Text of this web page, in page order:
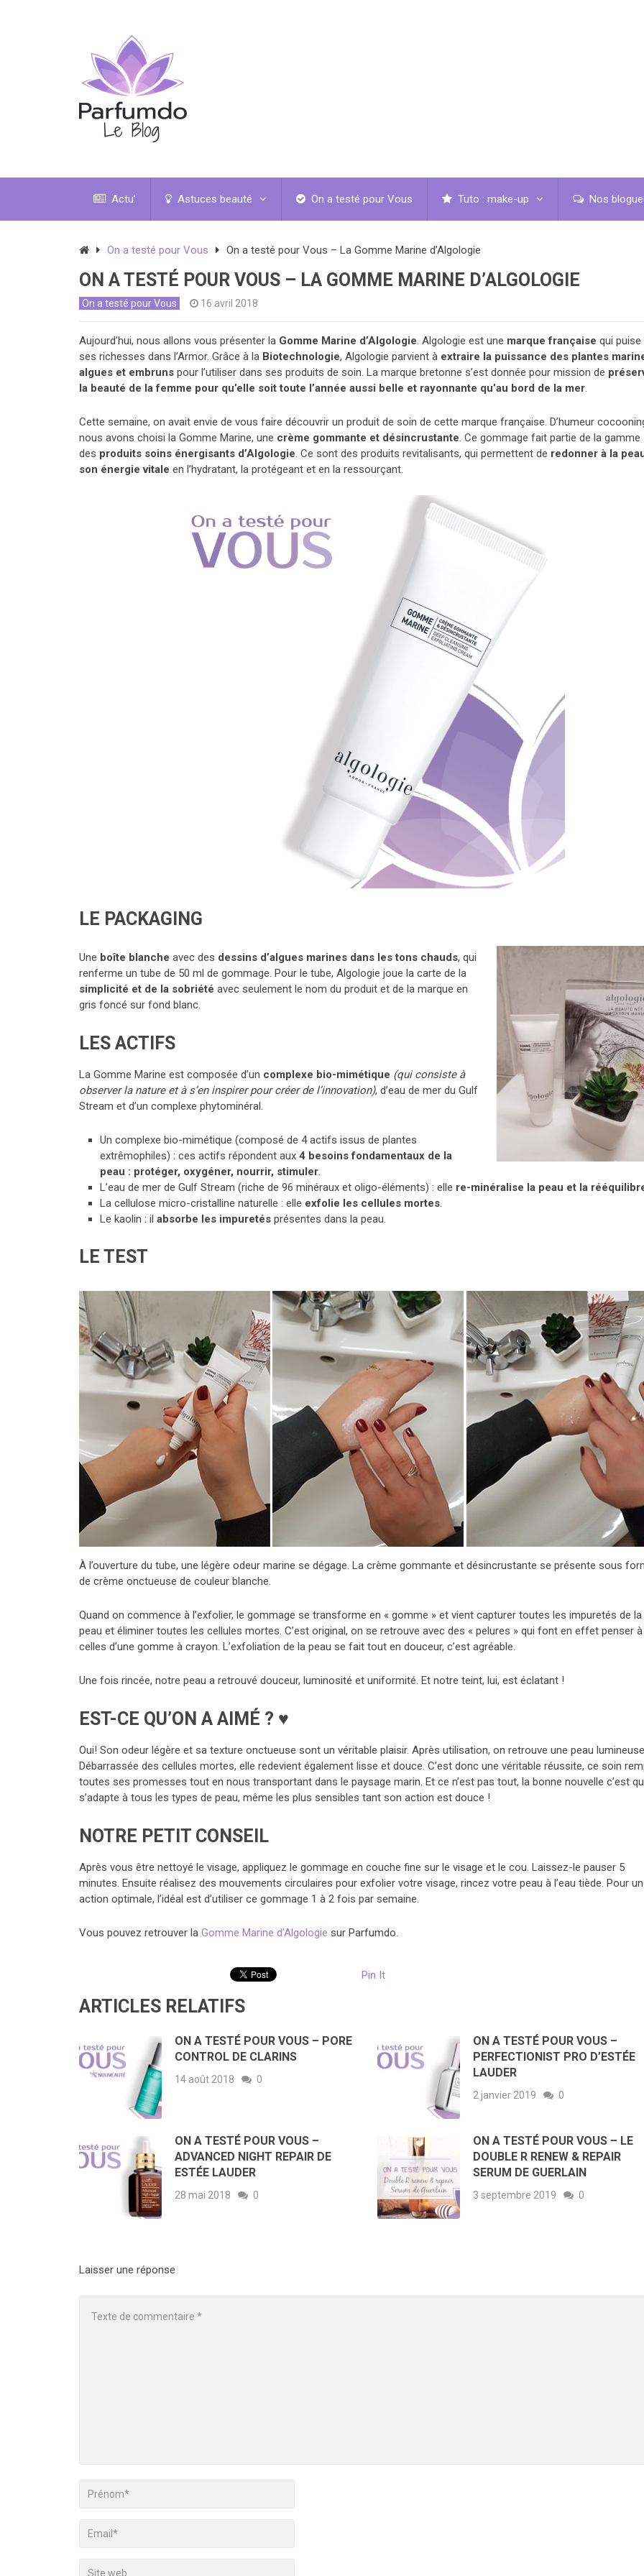
Actu’ Astuces beauté On a testé pour Vous Tuto : make-up Nos
On a testé pour Vous On a testé pour Vous – La Gomme Marine d’Algologie
ON A TESTÉ POUR VOUS – LA GOMME MARINE D’ALGOLOGIE
On a testé pour Vous 16 avril 2018
Aujourd’hui, nous allons vous présenter la Gomme Marine d’Algologie. Algologie est une marque française qui puise
ses richesses dans l’Armor. Grâce à la Biotechnologie, Algologie parvient à extraire la puissance des plantes
algues et embruns pour l’utiliser dans ses produits de soin. La marque bretonne s’est donnée pour mission de
la beauté de la femme pour qu’elle soit toute l’année aussi belle et rayonnante qu’au bord de la mer.
Cette semaine, on avait envie de vous faire découvrir un produit de soin de cette marque française. D’humeur
nous avons choisi la Gomme Marine, une crème gommante et désincrustante. Ce gommage fait partie de la gamme
des produits soins énergisants d’Algologie. Ce sont des produits revitalisants, qui permettent de redonner à la
son énergie vitale en l’hydratant, la protégeant et en la ressourçant.
LE PACKAGING
Une boîte blanche avec des dessins d’algues marines dans les tons chauds, qui
renferme un tube de 50 ml de gommage. Pour le tube, Algologie joue la carte de la
simplicité et de la sobriété avec seulement le nom du produit et de la marque en
gris foncé sur fond blanc.
LES ACTIFS
La Gomme Marine est composée d’un complexe bio-mimétique (qui consiste à
observer la nature et à s’en inspirer pour créer de l’innovation), d’eau de mer du Gulf
Stream et d’un complexe phytominéral.
Un complexe bio-mimétique (composé de 4 actifs issus de plantes
extrêmophiles) : ces actifs répondent aux 4 besoins fondamentaux de la
peau : protéger, oxygéner, nourrir, stimuler.
L’eau de mer de Gulf Stream (riche de 96 minéraux et oligo-éléments) : elle re-minéralise la peau et la
La cellulose micro-cristalline naturelle : elle exfolie les cellules mortes.
Le kaolin : il absorbe les impuretésprésentes dans la peau.
LE TEST
À l’ouverture du tube, une légère odeur marine se dégage. La crème gommante et désincrustante se présente sous
de crème onctueuse de couleur blanche.
Quand on commence à l’exfolier, le gommage se transforme en « gomme » et vient capturer toutes les impuretés de la
peau et éliminer toutes les cellules mortes. C’est original, on se retrouve avec des « pelures » qui font en effet penser à
celles d’une gomme à crayon. L’exfoliation de la peau se fait tout en douceur, c’est agréable.
Une fois rincée, notre peau a retrouvé douceur, luminosité et uniformité. Et notre teint, lui, est éclatant !
EST-CE QU’ON A AIMÉ ? ♥
Oui! Son odeur légère et sa texture onctueuse sont un véritable plaisir. Après utilisation, on retrouve une peau
Débarrassée des cellules mortes, elle redevient également lisse et douce. C’est donc une véritable réussite, ce soin
toutes ses promesses tout en nous transportant dans le paysage marin. Et ce n’est pas tout, la bonne nouvelle c’est
s’adapte à tous les types de peau, même les plus sensibles tant son action est douce !
NOTRE PETIT CONSEIL
Après vous être nettoyé le visage, appliquez le gommage en couche fine sur le visage et le cou. Laissez-le pauser 5
minutes. Ensuite réalisez des mouvements circulaires pour exfolier votre visage, rincez votre peau à l’eau tiède. Pour
action optimale, l’idéal est d’utiliser ce gommage 1 à 2 fois par semaine.
Vous pouvez retrouver la Gomme Marine d’Algologie sur Parfumdo.
Pin It
ARTICLES RELATIFS
ON A TESTÉ POUR VOUS – PORE
CONTROL DE CLARINS
14 août 2018 0
ON A TESTÉ POUR VOUS –
PERFECTIONIST PRO D’ESTÉE
LAUDER
2 janvier 2019 0
ON A TESTÉ POUR VOUS –
ADVANCED NIGHT REPAIR DE
ESTÉE LAUDER
28 mai 2018 0
ON A TESTÉ POUR VOUS – LE
DOUBLE R RENEW & REPAIR
SERUM DE GUERLAIN
3 septembre 2019 0
Laisser une réponse